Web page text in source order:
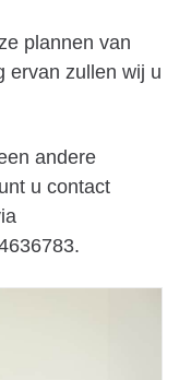
plannen van
ervan zullen wij u
andere
u contact